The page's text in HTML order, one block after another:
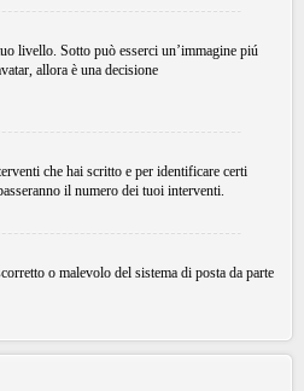
livello. Sotto può esserci un’immagine piú
allora è una decisione
che hai scritto e per identificare certi
il numero dei tuoi interventi.
o malevolo del sistema di posta da parte